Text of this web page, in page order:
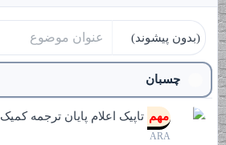
(بدون پیشوند)
چسبان
مهم تاپیک اعلام پایان ترجمه کمیک
ARA